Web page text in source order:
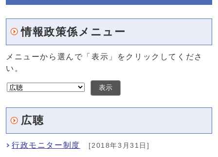
情報政策係メニュー
メニューから選んで「表示」をクリックしてくださ
い。
表示
広聴
行政モニター制度 [2018年3月31日]